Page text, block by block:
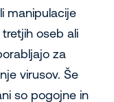
manipulacije
oseb ali
za
virusov. Še
so pogojne in